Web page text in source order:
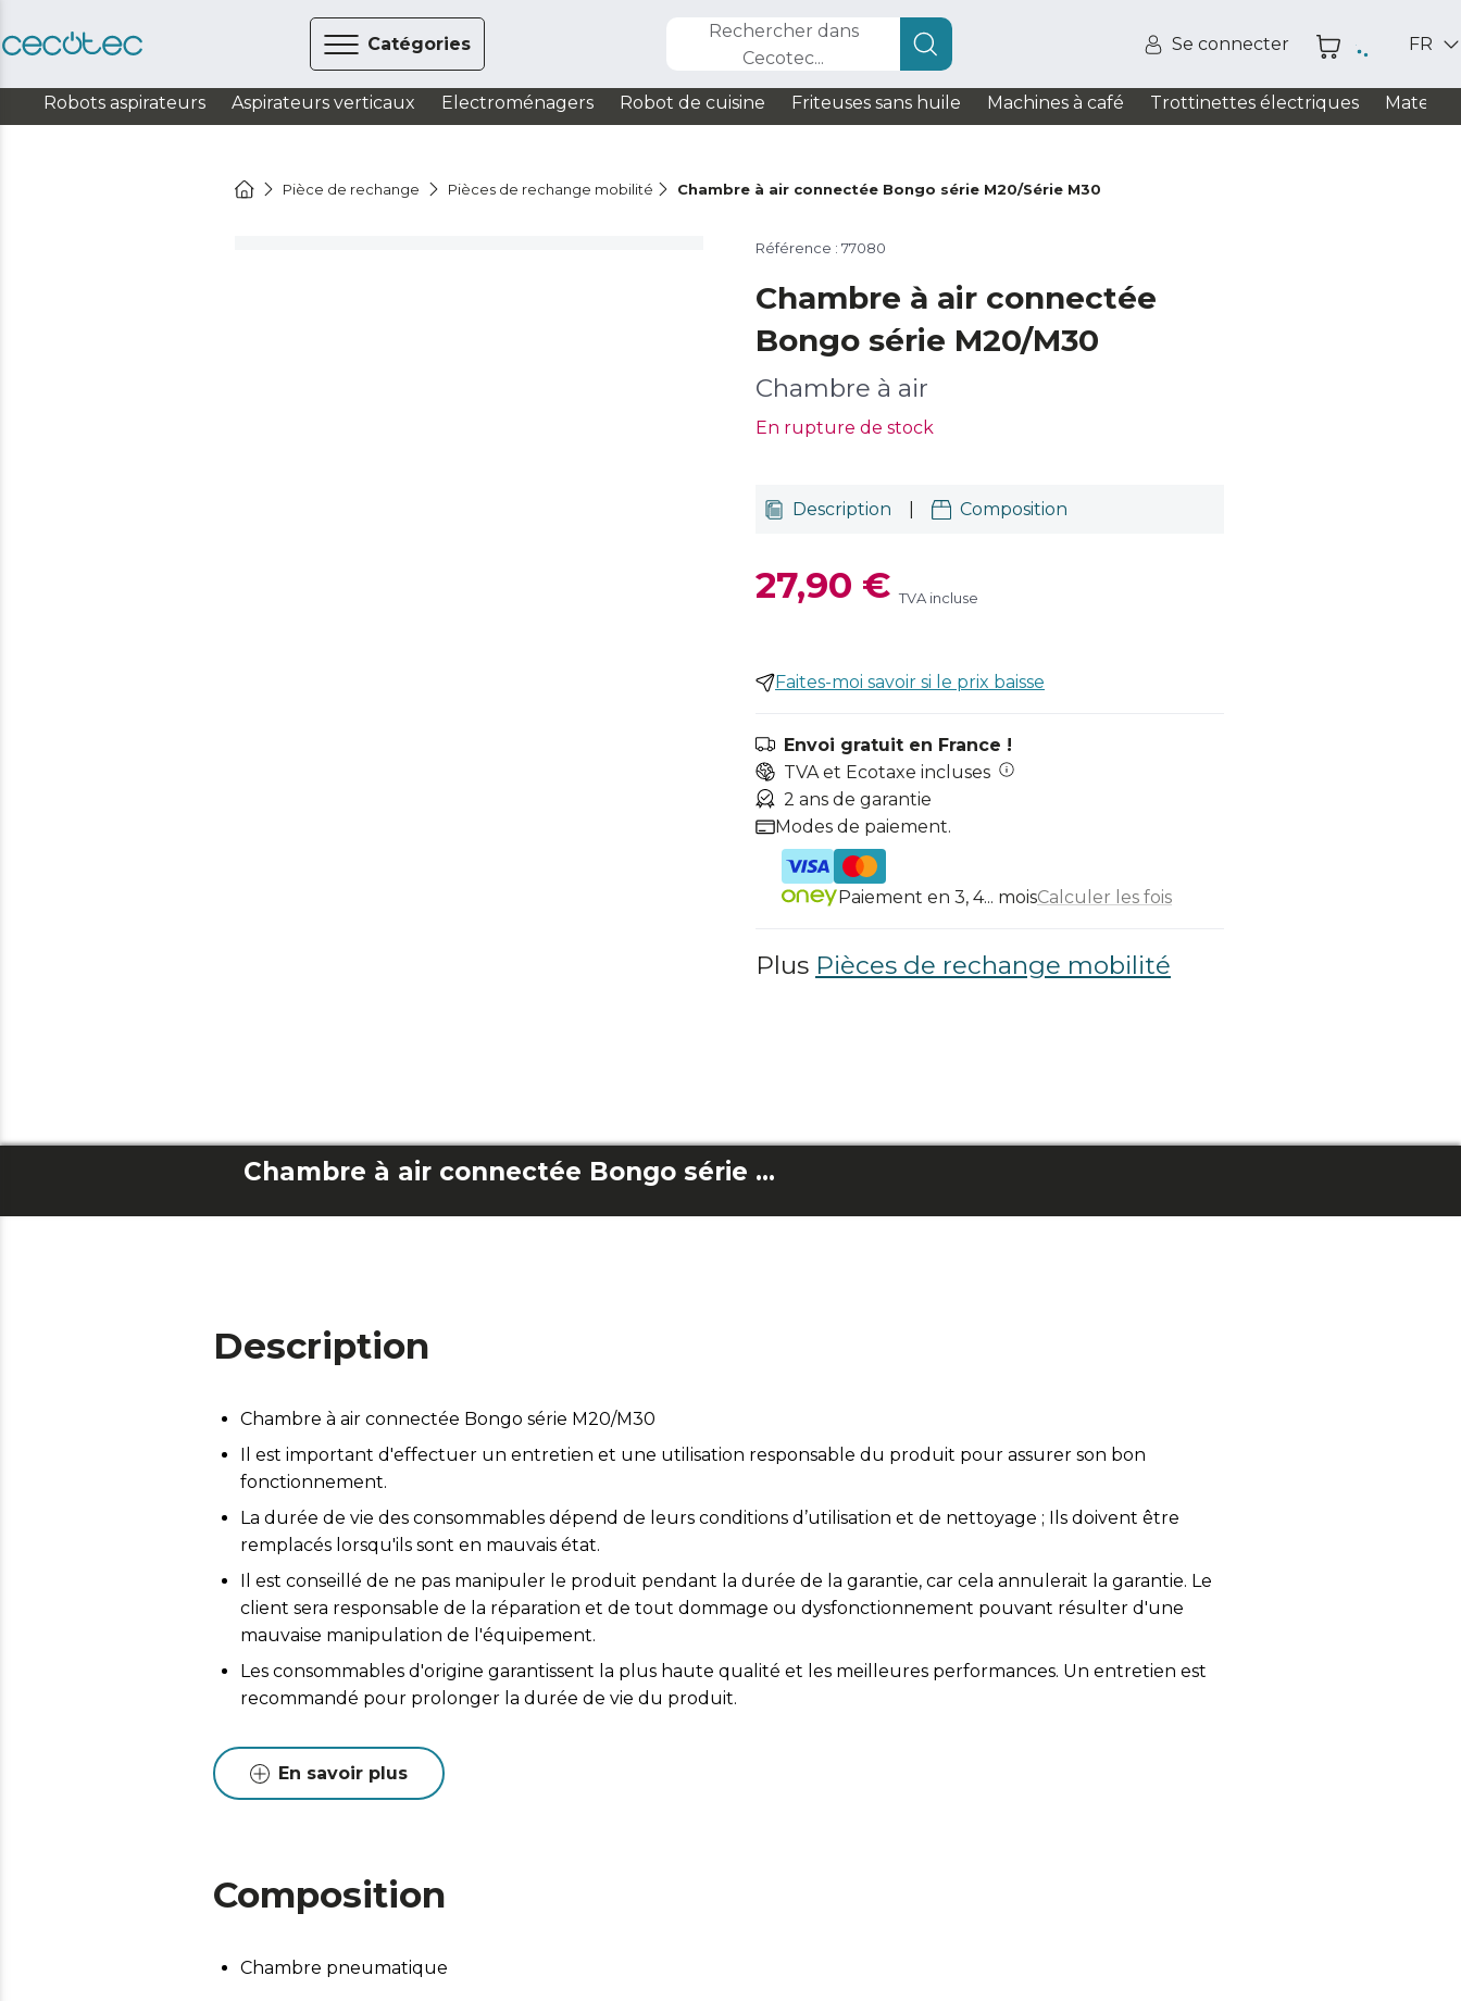
Catégories
Rechercher dans
Cecotec...
Se connecter FR
Robots aspirateurs Aspirateurs verticaux Electroménagers Robot de cuisine Friteuses sans huile Machines à café Trottinettes électriques Matelas
Pièce de rechange Pièces de rechange mobilité Chambre à air connectée Bongo série M20/Série M30
Référence : 77080
Chambre à air connectée
Bongo série M20/M30
Chambre à air
En rupture de stock
Description Composition
27,90 € TVA incluse
Faites-moi savoir si le prix baisse
Envoi gratuit en France !
TVA et Ecotaxe incluses
2 ans de garantie
Modes de paiement.
Paiement en 3, 4... moisCalculer les fois
Plus Pièces de rechange mobilité
Chambre à air connectée Bongo série M20/Série M30
Description
Chambre à air connectée Bongo série M20/M30
Il est important d'effectuer un entretien et une utilisation responsable du produit pour assurer son bon
fonctionnement.
La durée de vie des consommables dépend de leurs conditions d’utilisation et de nettoyage ; Ils doivent être
remplacés lorsqu'ils sont en mauvais état.
Il est conseillé de ne pas manipuler le produit pendant la durée de la garantie, car cela annulerait la garantie. Le
client sera responsable de la réparation et de tout dommage ou dysfonctionnement pouvant résulter d'une
mauvaise manipulation de l'équipement.
Les consommables d'origine garantissent la plus haute qualité et les meilleures performances. Un entretien est
recommandé pour prolonger la durée de vie du produit.
En savoir plus
Composition
Chambre pneumatique